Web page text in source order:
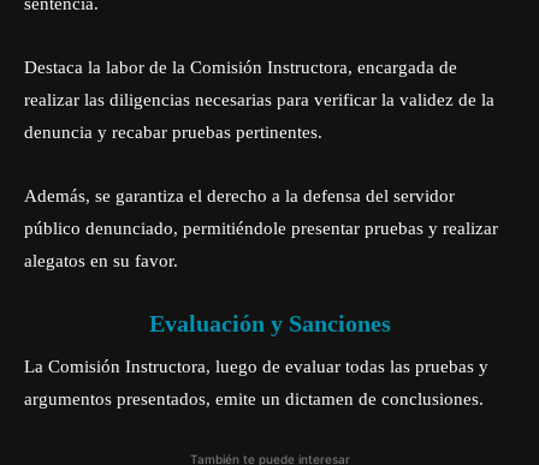
Destaca la labor de la Comisión Instructora, encargada de
realizar las diligencias necesarias para verificar la validez de la
denuncia y recabar pruebas pertinentes.
Además, se garantiza el derecho a la defensa del servidor
público denunciado, permitiéndole presentar pruebas y realizar
alegatos en su favor.
Evaluación y Sanciones
La Comisión Instructora, luego de evaluar todas las pruebas y
argumentos presentados, emite un dictamen de conclusiones.
También te puede interesar